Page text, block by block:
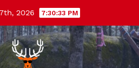
2026 7:30:34 PM